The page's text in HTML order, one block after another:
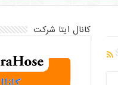
کانال ایتا شرکت